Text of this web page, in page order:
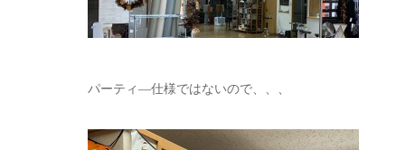
パーティ―仕様ではないので、、、